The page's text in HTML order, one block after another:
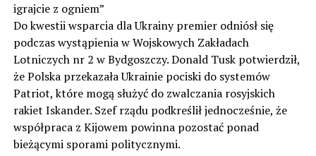
igrajcie z ogniem”
Do kwestii wsparcia dla Ukrainy premier odniósł się
podczas wystąpienia w Wojskowych Zakładach
Lotniczych nr 2 w Bydgoszczy. Donald Tusk potwierdził,
że Polska przekazała Ukrainie pociski do systemów
Patriot, które mogą służyć do zwalczania rosyjskich
rakiet Iskander. Szef rządu podkreślił jednocześnie, że
współpraca z Kijowem powinna pozostać ponad
bieżącymi sporami politycznymi.